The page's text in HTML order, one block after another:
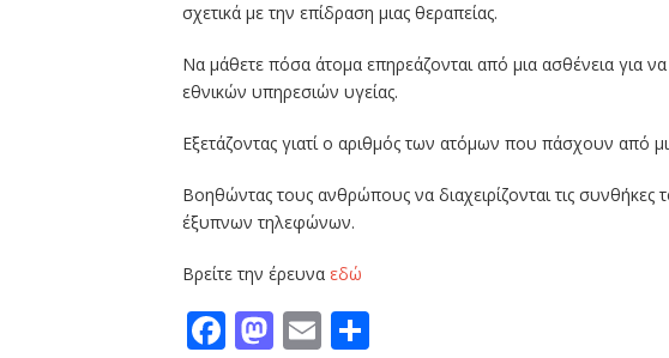
σχετικά με την επίδραση μιας θεραπείας.
Να μάθετε πόσα άτομα επηρεάζονται από μια ασθένεια για
εθνικών υπηρεσιών υγείας.
Εξετάζοντας γιατί ο αριθμός των ατόμων που πάσχουν από
Βοηθώντας τους ανθρώπους να διαχειρίζονται τις
έξυπνων τηλεφώνων.
Βρείτε την έρευνα εδώ
Facebook
Mastodon
Email